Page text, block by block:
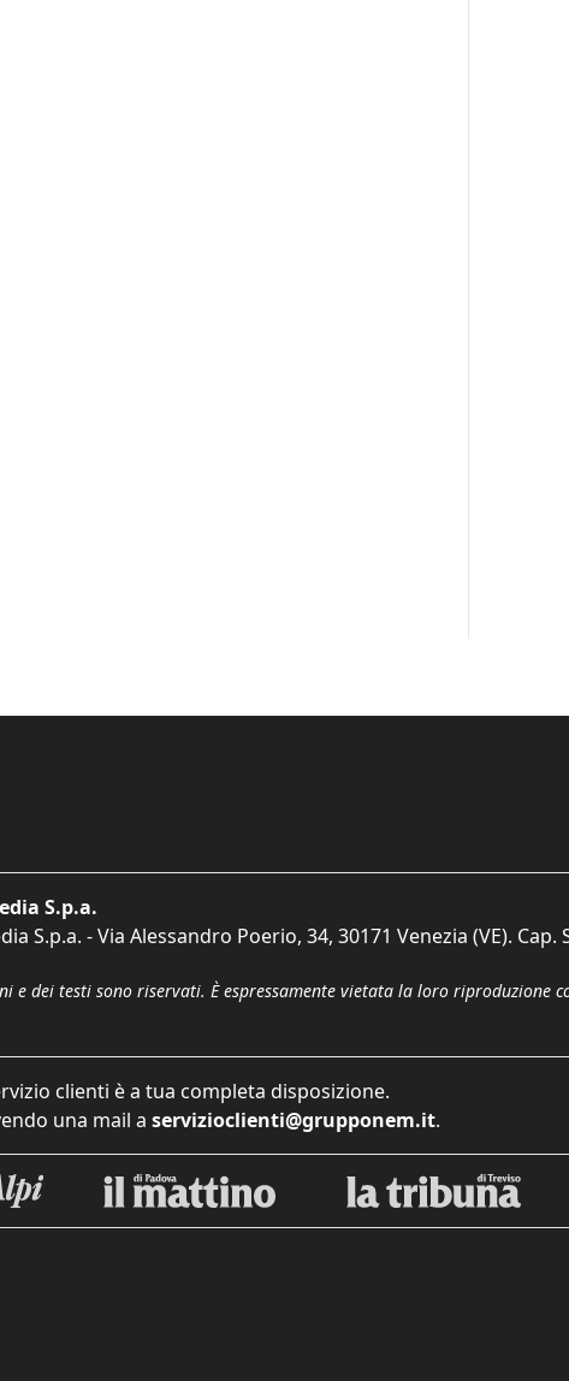
S.p.a.
S.p.a. - Via Alessandro Poerio, 34, 30171 Venezia (VE). Cap.
e dei testi sono riservati. È espressamente vietata la loro riproduzione
clienti è a tua completa disposizione.
una mail a servizioclienti@grupponem.it.